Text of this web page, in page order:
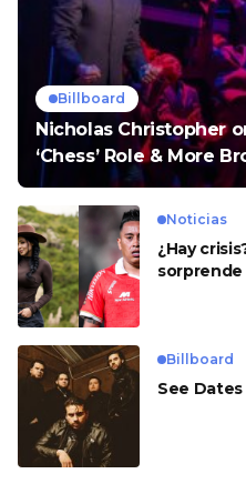
Billboard
Nicholas Christopher
‘Chess’ Role & More
Noticias
¿Hay
Billboard
See